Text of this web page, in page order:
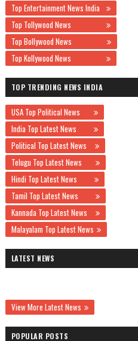
Top Entertainment News India
Top Tollywood News
Top Bollywood News
Top Kollywood News
TOP TRENDING NEWS INDIA
USA Top Political News
India Top Latest News
Political Top Latest News
Telugu Top Latest News
Hindi Top Latest News
Tamil Top Latest News
Kannada Top Latest News
Malayalam Top Latest News
LATEST NEWS
View More Latest News
POPULAR POSTS